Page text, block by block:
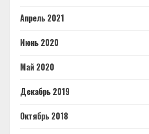
Апрель 2021
Июнь 2020
Май 2020
Декабрь 2019
Октябрь 2018